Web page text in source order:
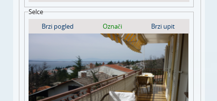
Selce
Brzi pogled
Označi Brzi upit